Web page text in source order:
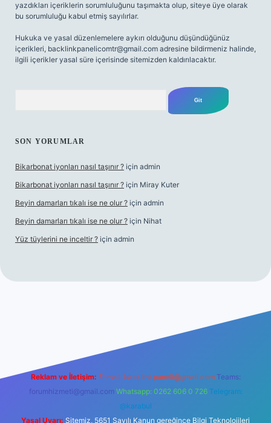
yazdıkları içeriklerin sorumluluğunu taşımakta olup, siteye üye olarak
bu sorumluluğu kabul etmiş sayılırlar.
Hukuka ve yasal düzenlemelere aykırı olduğunu düşündüğünüz
içerikleri, backlinkpanelicomtr@gmail.com adresine bildirmeniz halinde,
ilgili içerikler yasal süre içerisinde sitemizden kaldırılacaktır.
SON YORUMLAR
Bikarbonat iyonları nasıl taşınır ? için admin
Bikarbonat iyonları nasıl taşınır ? için Miray Kuter
Beyin damarları tıkalı ise ne olur ? için admin
Beyin damarları tıkalı ise ne olur ? için Nihat
Yüz tüylerini ne inceltir ? için admin
Reklam ve İletişim: E-mail: backlinkpaneli@gmail.com Teams:
forumhizmeti@gmail.com Whatsapp: 0262 606 0 726 Telegram:
@karabul
Yasal Uyarı: Sitemiz, 5651 Sayılı Kanun gereğince Bilgi Teknolojileri